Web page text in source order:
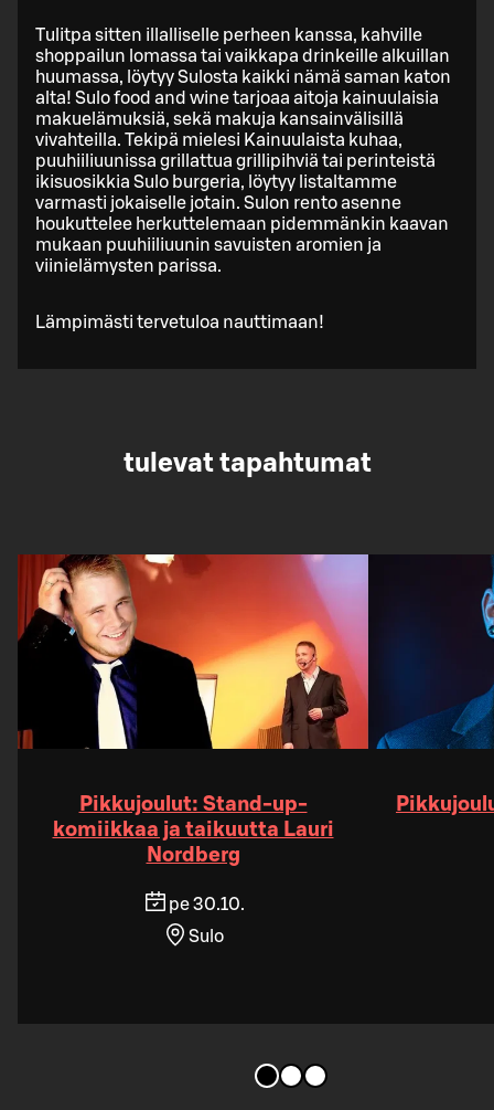
Tulitpa sitten illalliselle perheen kanssa, kahville
shoppailun lomassa tai vaikkapa drinkeille alkuillan
huumassa, löytyy Sulosta kaikki nämä saman katon
alta! Sulo food and wine tarjoaa aitoja kainuulaisia
makuelämuksiä, sekä makuja kansainvälisillä
vivahteilla. Tekipä mielesi Kainuulaista kuhaa,
puuhiiliuunissa grillattua grillipihviä tai perinteistä
ikisuosikkia Sulo burgeria, löytyy listaltamme
varmasti jokaiselle jotain. Sulon rento asenne
houkuttelee herkuttelemaan pidemmänkin kaavan
mukaan puuhiiliuunin savuisten aromien ja
viinielämysten parissa.
Lämpimästi tervetuloa nauttimaan!
tulevat tapahtumat
Pikkujoulut: Stand-up-
komiikkaa ja taikuutta Lauri
Nordberg
pe 30.10.
Sulo